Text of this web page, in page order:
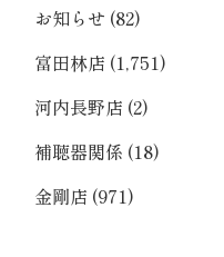
お知らせ (82)
富田林店 (1,751)
河内長野店 (2)
補聴器関係 (18)
金剛店 (971)